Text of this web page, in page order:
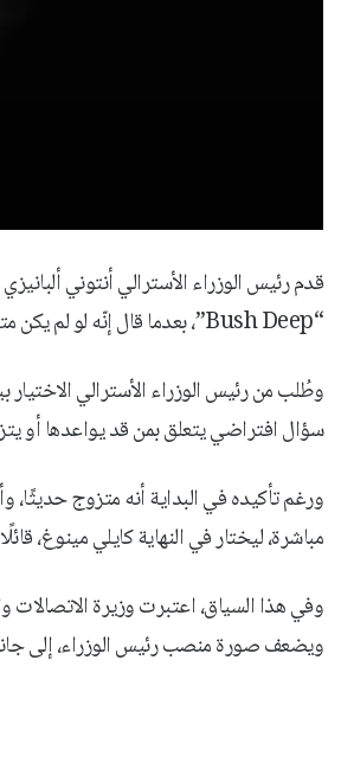
قدم رئيس الوزراء الأسترالي أنتوني
“Bush Deep”، بعدما قال إنّه لو لم يكن متزوّجاً، فإنّه كان سيُواعد الفنانة كايلي مينوغ.
وطُلب من رئيس الوزراء الأسترالي
سؤال افتراضي يتعلق بمن قد يواعدها أو
ورغم تأكيده في البداية أنه متزوج
مباشرة، ليختار في النهاية كايلي مينوغ،
وفي هذا السياق، اعتبرت وزيرة
ويضعف صورة منصب رئيس الوزراء، إلى